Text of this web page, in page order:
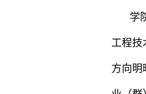
学
工程技
方向明